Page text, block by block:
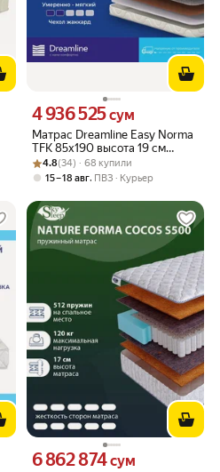
Матрас Dreamline Easy Norma
TFK 85х190 высота 19 см
анатомический средней
жесткости мягкий
Цена 4936525 сум вместо
4 936 525сум
Рейтинг товара: 4.8 из 5
Оценок: (34) · 68 купили
4.8(34) · 68 купили
15 – 18 авг, ПВЗ Курьер
Цена 6862874 сум вместо
6 862 874сум